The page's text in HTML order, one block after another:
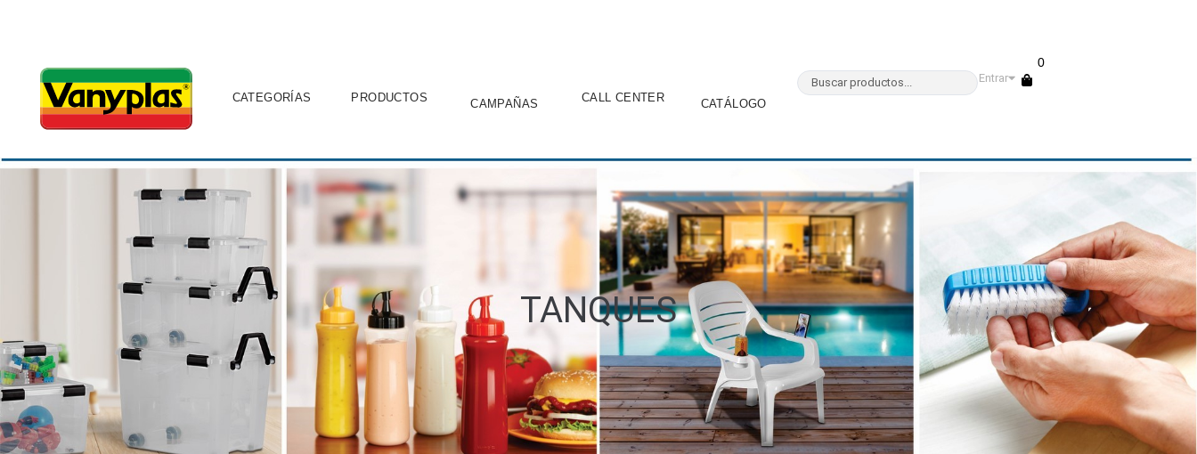
CATEGORÍAS PRODUCTOS CAMPAÑAS CALL CENTER CATÁLOGO
Entrar
0
TANQUES